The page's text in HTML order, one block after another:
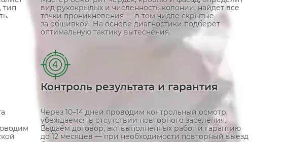
тип
вид рукокрылых и численность колонии, найдёт все
точки проникновения — в том числе скрытые
за обшивкой. На основе диагностики подберёт
оптимальную тактику вытеснения.
4
Контроль результата и гарантия
Через 10–14 дней проводим контрольный осмотр,
убеждаемся в отсутствии повторного заселения.
Выдаём договор, акт выполненных работ и гарантию
до 12 месяцев — при необходимости повторный выезд